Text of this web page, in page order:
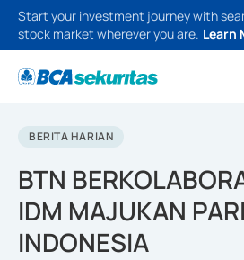
Start your investment journey with
stock market wherever you are. Learn
BERITA HARIAN
BTN
IDM MAJUKAN
INDONESIA